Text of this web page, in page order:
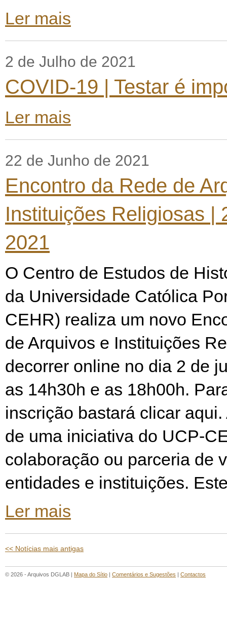
Ler mais
2 de Julho de 2021
COVID-19 | Testar é
Ler mais
22 de Junho de 2021
Encontro da Rede de
Instituições Religiosas |
2021
O Centro de Estudos de
da Universidade Católica
CEHR) realiza um novo
de Arquivos e Instituições
decorrer online no dia 2 de
as 14h30h e as 18h00h.
inscrição bastará clicar
de uma iniciativa do UCP-
colaboração ou parceria de
entidades e instituições.
Ler mais
<< Notícias mais antigas
© 2026 - Arquivos DGLAB | Mapa do Sítio | Comentários e Sugestões | Contactos